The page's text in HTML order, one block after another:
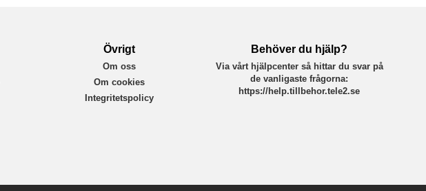
Övrigt
Om oss
Om cookies
Integritetspolicy
Behöver du hjälp?
Via vårt hjälpcenter så hittar du svar på
de vanligaste frågorna:
https://help.tillbehor.tele2.se